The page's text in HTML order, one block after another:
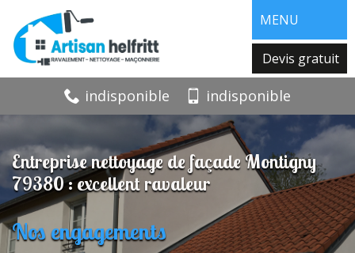
MENU
Devis gratuit
indisponible indisponible
Entreprise nettoyage de façade Montigny
79380 : excellent ravaleur
Nos engagements